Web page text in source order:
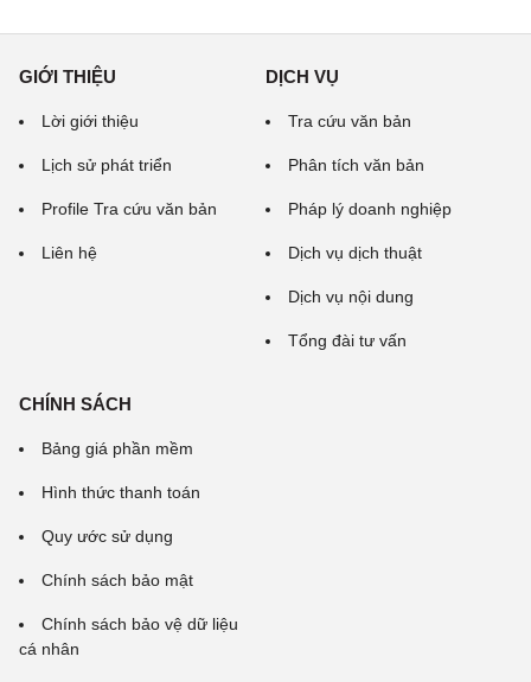
GIỚI THIỆU
Lời giới thiệu
Lịch sử phát triển
Profile Tra cứu văn bản
Liên hệ
DỊCH VỤ
Tra cứu văn bản
Phân tích văn bản
Pháp lý doanh nghiệp
Dịch vụ dịch thuật
Dịch vụ nội dung
Tổng đài tư vấn
CHÍNH SÁCH
Bảng giá phần mềm
Hình thức thanh toán
Quy ước sử dụng
Chính sách bảo mật
Chính sách bảo vệ dữ liệu
cá nhân